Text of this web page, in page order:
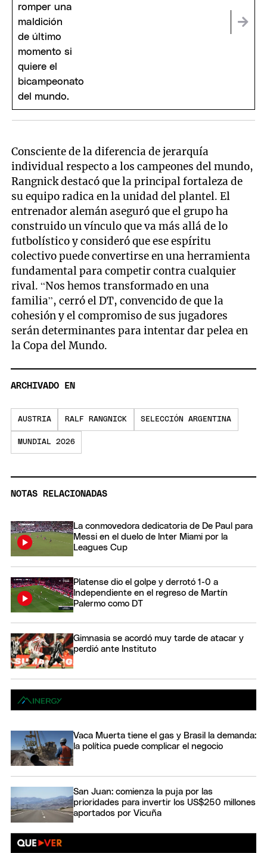
Consciente de la diferencia de jerarquía
individual respecto a los campeones del mundo,
Rangnick destacó que la principal fortaleza de
su equipo radica en la unidad del plantel. El
entrenador alemán aseguró que el grupo ha
construido un vínculo que va más allá de lo
futbolístico y consideró que ese espíritu
colectivo puede convertirse en una herramienta
fundamental para competir contra cualquier
rival. “Nos hemos transformado en una
familia”, cerró el DT, convencido de que la
cohesión y el compromiso de sus jugadores
serán determinantes para intentar dar pelea en
la Copa del Mundo.
ARCHIVADO EN
AUSTRIA RALF RANGNICK SELECCIÓN ARGENTINA
MUNDIAL 2026
NOTAS RELACIONADAS
La conmovedora dedicatoria de De Paul para
Messi en el duelo de Inter Miami por la
Leagues Cup
Platense dio el golpe y derrotó 1-0 a
Independiente en el regreso de Martín
Palermo como DT
Gimnasia se acordó muy tarde de atacar y
perdió ante Instituto
Vaca Muerta tiene el gas y Brasil la demanda:
la política puede complicar el negocio
San Juan: comienza la puja por las
prioridades para invertir los US$250 millones
aportados por Vicuña